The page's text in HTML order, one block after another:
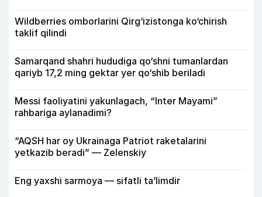
Wildberries omborlarini Qirg‘izistonga ko‘chirish
taklif qilindi
Samarqand shahri hududiga qo‘shni tumanlardan
qariyb 17,2 ming gektar yer qo‘shib beriladi
Messi faoliyatini yakunlagach, “Inter Mayami”
rahbariga aylanadimi?
“AQSH har oy Ukrainaga Patriot raketalarini
yetkazib beradi” — Zelenskiy
Eng yaxshi sarmoya — sifatli ta’limdir